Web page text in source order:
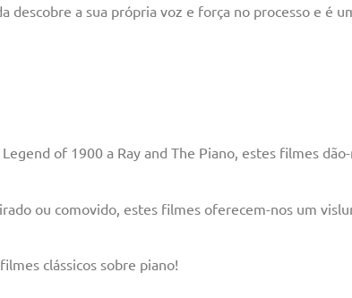
a sua própria voz e força no processo e é
of 1900 a Ray and The Piano, estes filmes
ou comovido, estes filmes oferecem-nos um
clássicos sobre piano!